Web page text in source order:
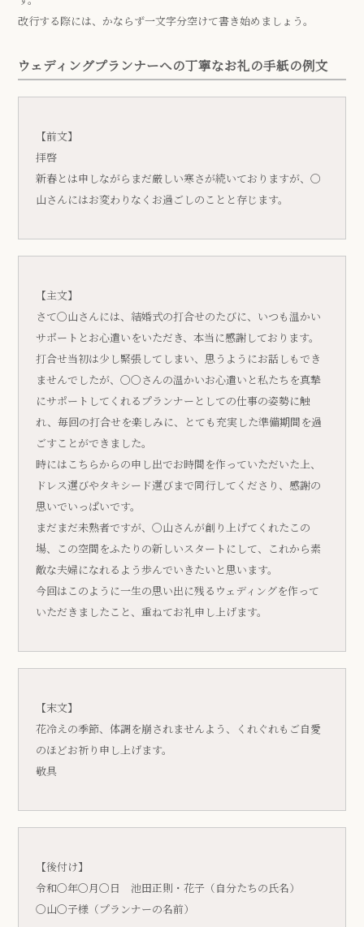
改行する際には、かならず一文字分空けて書き始めましょう。
ウェディングプランナーへの丁寧なお礼の手紙の例文
【前文】
拝啓
新春とは申しながらまだ厳しい寒さが続いておりますが、〇
山さんにはお変わりなくお過ごしのことと存じます。
【主文】
さて〇山さんには、結婚式の打合せのたびに、いつも温かい
サポートとお心遣いをいただき、本当に感謝しております。
打合せ当初は少し緊張してしまい、思うようにお話しもでき
ませんでしたが、〇〇さんの温かいお心遣いと私たちを真摯
にサポートしてくれるプランナーとしての仕事の姿勢に触
れ、毎回の打合せを楽しみに、とても充実した準備期間を過
ごすことができました。
時にはこちらからの申し出でお時間を作っていただいた上、
ドレス選びやタキシード選びまで同行してくださり、感謝の
思いでいっぱいです。
まだまだ未熟者ですが、〇山さんが創り上げてくれたこの
場、この空間をふたりの新しいスタートにして、これから素
敵な夫婦になれるよう歩んでいきたいと思います。
今回はこのように一生の思い出に残るウェディングを作って
いただきましたこと、重ねてお礼申し上げます。
【末文】
花冷えの季節、体調を崩されませんよう、くれぐれもご自愛
のほどお祈り申し上げます。
敬具
【後付け】
令和〇年〇月〇日 池田正則・花子（自分たちの氏名）
〇山〇子様（プランナーの名前）